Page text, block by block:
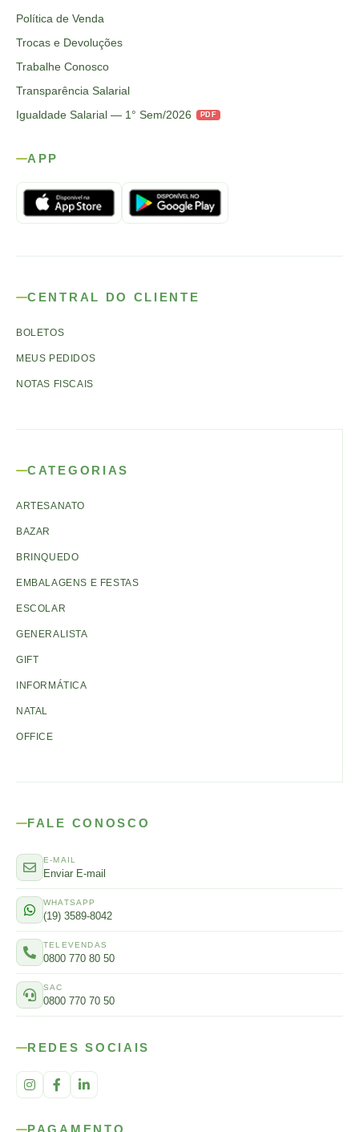
Política de Venda
Trocas e Devoluções
Trabalhe Conosco
Transparência Salarial
Igualdade Salarial — 1° Sem/2026
PDF
APP
CENTRAL DO CLIENTE
BOLETOS
MEUS PEDIDOS
NOTAS FISCAIS
CATEGORIAS
ARTESANATO
BAZAR
BRINQUEDO
EMBALAGENS E FESTAS
ESCOLAR
GENERALISTA
GIFT
INFORMÁTICA
NATAL
OFFICE
FALE CONOSCO
E-MAIL
Enviar E-mail
WHATSAPP
(19) 3589-8042
TELEVENDAS
0800 770 80 50
SAC
0800 770 70 50
REDES SOCIAIS
PAGAMENTO